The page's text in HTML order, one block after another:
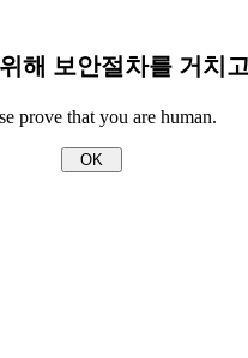
해 보안절차를 거치
prove that you are human.